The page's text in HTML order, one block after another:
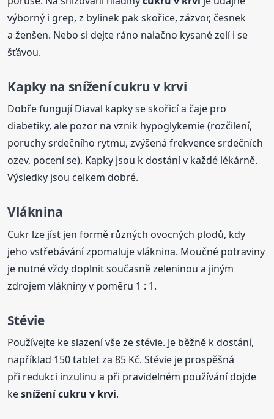
výborný i grep, z bylinek pak skořice, zázvor, česnek
a ženšen. Nebo si dejte ráno nalačno kysané zelí i se
šťávou.
Kapky na sníženícukru v krvi
Dobře fungují Diaval kapky se skořicí a čaje pro
diabetiky, ale pozor na vznik hypoglykemie (rozčilení,
poruchy srdečního rytmu, zvýšená frekvence srdečních
ozev, pocení se). Kapky jsou k dostání v každé lékárně.
Výsledky jsou celkem dobré.
Vláknina
Cukr lze jíst jen formě různých ovocných plodů, kdy
jeho vstřebávání zpomaluje vláknina. Moučné potraviny
je nutné vždy doplnit současně zeleninou a jiným
zdrojem vlákniny v poměru 1 : 1.
Stévie
Používejte ke slazení vše ze stévie. Je běžně k dostání,
například 150 tablet za 85 Kč. Stévie je prospěšná
při redukci inzulinu a při pravidelném používání dojde
kesníženícukru v krvi.